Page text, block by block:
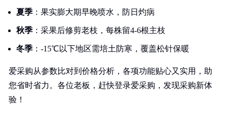
夏季 ：果实膨大期早晚喷水，防日灼病
秋季 ：采果后修剪老枝，每株留4-6根主枝
冬季 ：-15℃以下地区需培土防寒，覆盖松针保暖
爱采购从参数比对到价格分析，各项功能贴心又实用，助
您省时省力。各位老板，赶快登录爱采购，发现采购新体
验！